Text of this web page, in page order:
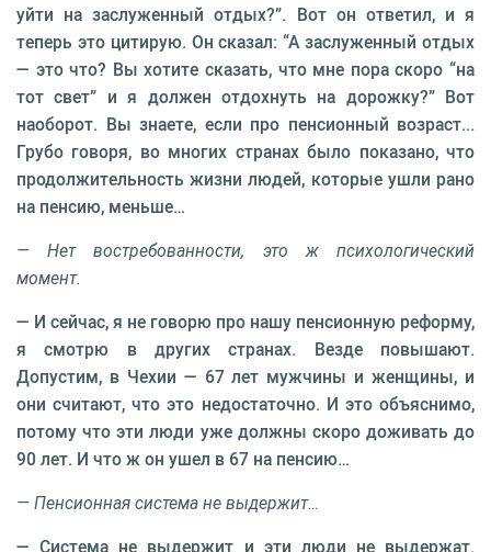
уйти на заслуженный отдых?”. Вот он ответил, и я
теперь это цитирую. Он сказал: “А заслуженный отдых
— это что? Вы хотите сказать, что мне пора скоро “на
тот свет” и я должен отдохнуть на дорожку?” Вот
наоборот. Вы знаете, если про пенсионный возраст...
Грубо говоря, во многих странах было показано, что
продолжительность жизни людей, которые ушли рано
на пенсию, меньше…
— Нет востребованности, это ж психологический
момент.
— И сейчас, я не говорю про нашу пенсионную реформу,
я смотрю в других странах. Везде повышают.
Допустим, в Чехии — 67 лет мужчины и женщины, и
они считают, что это недостаточно. И это объяснимо,
потому что эти люди уже должны скоро доживать до
90 лет. И что ж он ушел в 67 на пенсию…
— Пенсионная система не выдержит…
— Система не выдержит и эти люди не выдержат.